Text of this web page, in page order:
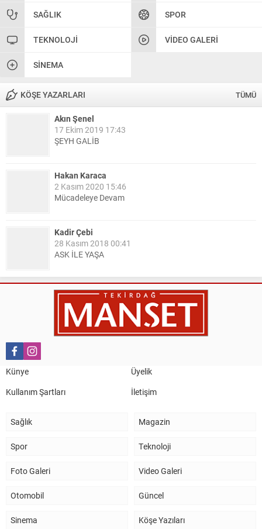
SAĞLIK SPOR
TEKNOLOJI VIDEO GALERI
SINEMA
KÖŞE YAZARLARI TÜMÜ
Akın Şenel
17 Ekim 2019 17:43
ŞEYH GALİB
Hakan Karaca
2 Kasım 2020 15:46
Mücadeleye Devam
Kadir Çebi
28 Kasım 2018 00:41
ASK İLE YAŞA
Nail Kazanç
10 Mart 2023 21:36
HAYDİ TEKİRDAĞ MAÇA !!!!
TEKİRDAĞ İL EMNİYET MÜDÜRÜMÜZE HAYIRLI OLSUN
Künye
Üyelik
Kullanım Şartları
İletişim
Sağlık Magazin
Spor Teknoloji
Foto Galeri Video Galeri
Otomobil Güncel
Sinema Köşe Yazıları